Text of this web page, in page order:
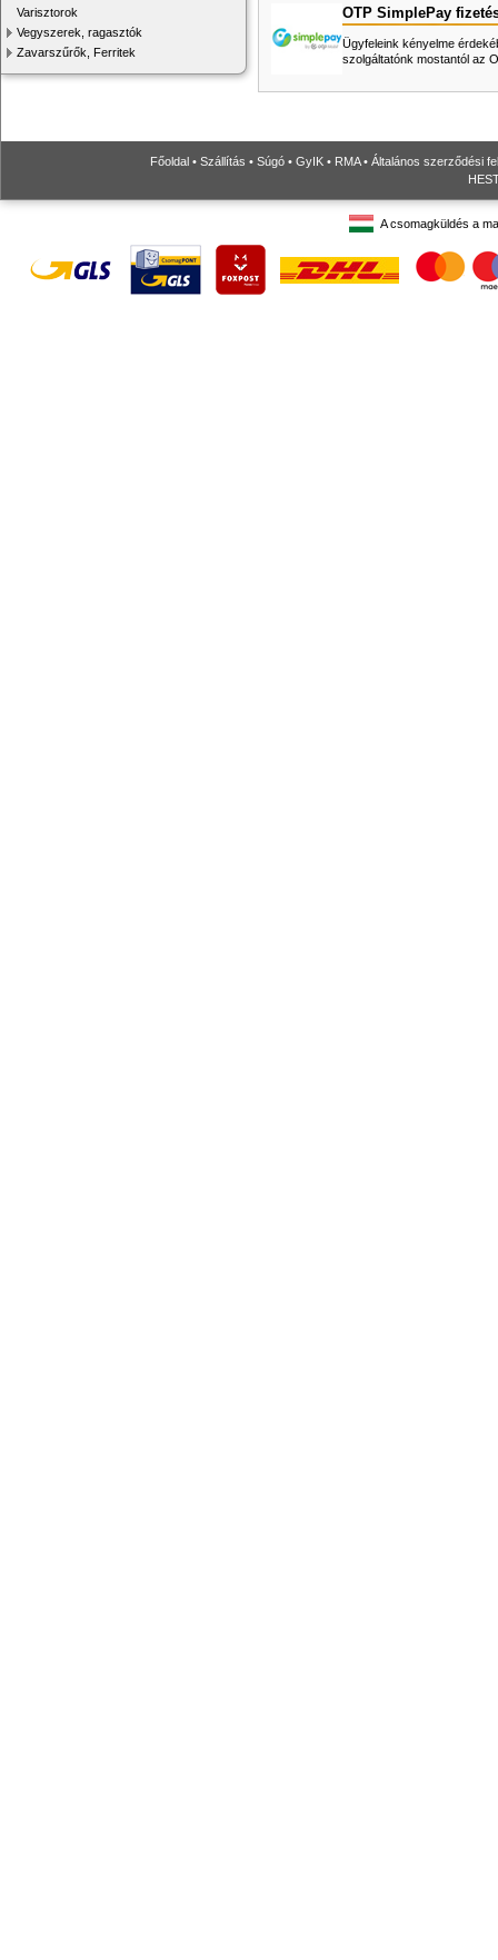
Varisztorok
Vegyszerek, ragasztók
Zavarszűrők, Ferritek
OTP SimplePay
Ügyfeleink kényelme
szolgáltatónk mostantól az
Főoldal • Szállítás • Súgó • GyIK • RMA• Általános szerződési
A csomagküldés a